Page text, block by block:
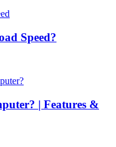
Speed?
| Features &